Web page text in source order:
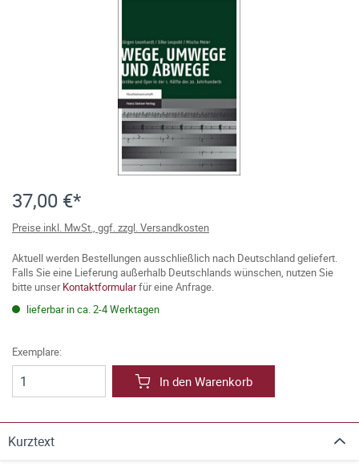
37,00 €*
Preise inkl. MwSt., ggf. zzgl. Versandkosten
Aktuell werden Bestellungen ausschließlich nach Deutschland geliefert.
Falls Sie eine Lieferung außerhalb Deutschlands wünschen, nutzen Sie
bitte unserKontaktformularfür eine Anfrage.
lieferbar in ca. 2-4 Werktagen
Exemplare:
In den Warenkorb
Kurztext